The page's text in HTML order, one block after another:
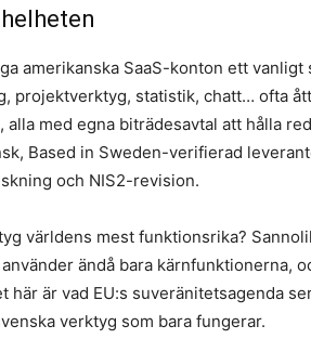
amerikanska SaaS-konton ett
projektverktyg, statistik, chatt… ofta
med egna biträdesavtal att hålla
Based in Sweden-verifierad
och NIS2-revision.
världens mest funktionsrika?
ändå bara kärnfunktionerna,
här är vad EU:s suveränitetsagenda
verktyg som bara fungerar.